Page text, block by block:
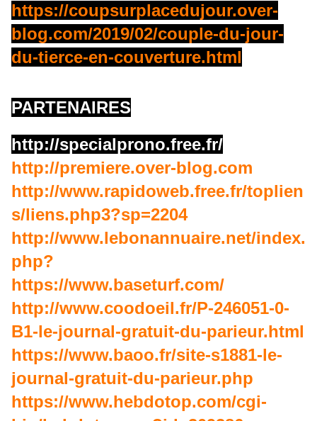
https://coupsurplacedujour.over-
blog.com/2019/02/couple-du-jour-
du-tierce-en-couverture.html
PARTENAIRES
http://specialprono.free.fr/
http://premiere.over-blog.com
http://www.rapidoweb.free.fr/toplien
s/liens.php3?sp=2204
http://www.lebonannuaire.net/index.
php?
https://www.baseturf.com/
http://www.coodoeil.fr/P-246051-0-
B1-le-journal-gratuit-du-parieur.html
https://www.baoo.fr/site-s1881-le-
journal-gratuit-du-parieur.php
https://www.hebdotop.com/cgi-